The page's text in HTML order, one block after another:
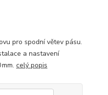
pro spodní větev pásu.
a nastavení
celý popis